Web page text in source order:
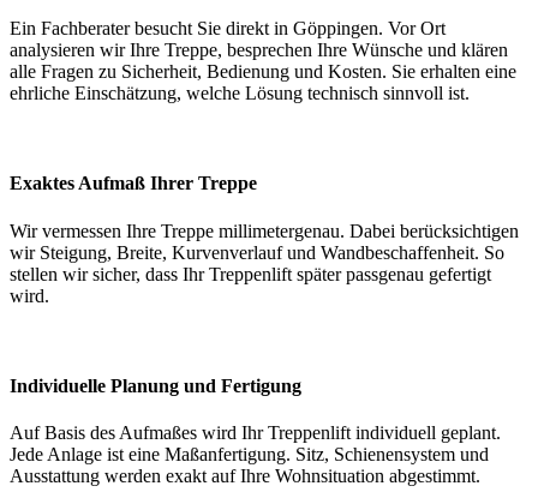
Ein Fachberater besucht Sie direkt in Göppingen. Vor Ort
analysieren wir Ihre Treppe, besprechen Ihre Wünsche und klären
alle Fragen zu Sicherheit, Bedienung und Kosten. Sie erhalten eine
ehrliche Einschätzung, welche Lösung technisch sinnvoll ist.
Exaktes Aufmaß Ihrer Treppe
Wir vermessen Ihre Treppe millimetergenau. Dabei berücksichtigen
wir Steigung, Breite, Kurvenverlauf und Wandbeschaffenheit. So
stellen wir sicher, dass Ihr Treppenlift später passgenau gefertigt
wird.
Individuelle Planung und Fertigung
Auf Basis des Aufmaßes wird Ihr Treppenlift individuell geplant.
Jede Anlage ist eine Maßanfertigung. Sitz, Schienensystem und
Ausstattung werden exakt auf Ihre Wohnsituation abgestimmt.